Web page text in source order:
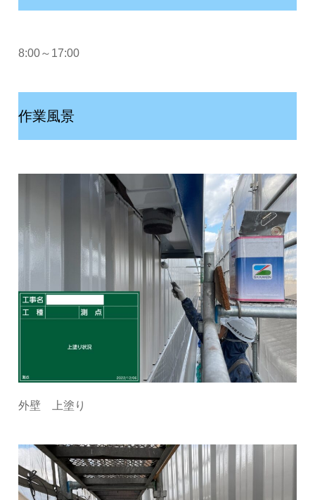
8:00～17:00
作業風景
外壁 上塗り